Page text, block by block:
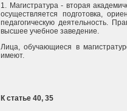
1. Магистратура - вторая
осуществляется подготовка,
педагогическую деятельность.
высшее учебное заведение.
Лица, обучающиеся в
имеют.
К статье 40, 35